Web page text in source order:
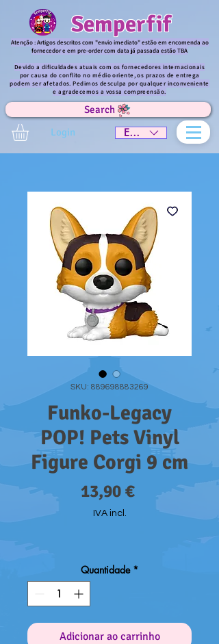
Semperfif
Atenção : Artigos descritos com "envio imediato" estão em encomenda ao
fornecedor e em pre-order com data já passada estão TBA
Devido a dificuldades atuais com os fornecedores internacionais
por causa do conflito no médio oriente, os prazos de entrega
podem ser afetados. Pedimos desculpa por qualquer inconveniente
e agradecemos a vossa compreensão.
Search
Login
EUR (€)
SKU: 889698883269
Funko-Legacy
POP! Pets Vinyl
Figure Corgi 9 cm
13,90 €Preço
IVA incl.
Quantidade *
Adicionar ao carrinho